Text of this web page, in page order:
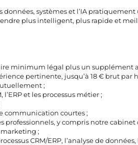
systèmes et l’IA pratiquement
plus intelligent, plus rapide et
minimum légal plus un supplément
pertinente, jusqu’à 18 € brut par
;
et les processus métier ;
communication courtes ;
y compris notre cabinet
;
CRM/ERP, l’analyse de